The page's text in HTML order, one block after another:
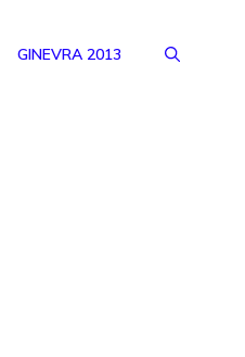
GINEVRA 2013